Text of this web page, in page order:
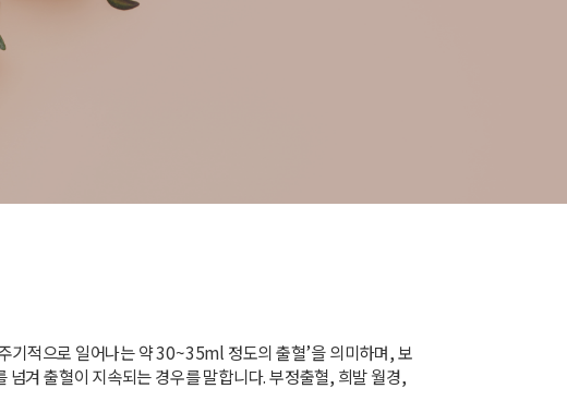
기적으로 일어나는 약 30~35ml 정도의 출혈’을 의미하며, 보
겨 출혈이 지속되는 경우를 말합니다. 부정출혈, 희발 월경,